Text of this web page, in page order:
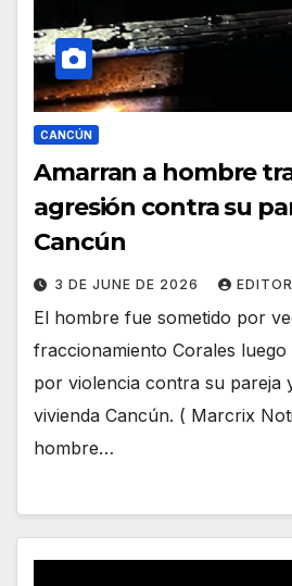
CANCÚN
Amarran a hombre
agresión contra su
Cancún
3 DE JUNE DE 2026
El hombre fue sometido por
fraccionamiento Corales luego
por violencia contra su pareja
vivienda Cancún. ( Marcrix
hombre…